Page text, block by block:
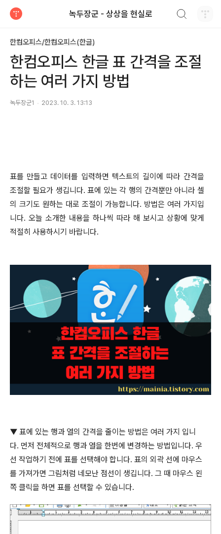
녹두장군 - 상상을 현실로
한컴오피스/한컴오피스(한글)
한컴오피스 한글 표 간격을 조절
하는 여러 가지 방법
녹두장군1 2023. 10. 3. 13:13
표를 만들고 데이터를 입력하면 텍스트의 길이에 따라 간격을
조절할 필요가 생깁니다.표에 있는 각 행의 간격뿐만 아니라 셀
의 크기도 원하는 대로 조절이 가능합니다. 방법은 여러 가지입
니다. 오늘 소개한 내용을 하나씩 따라 해 보시고 상황에 맞게
적절히 사용하시기 바랍니다.
▼ 표에 있는 행과 열의 간격을 줄이는 방법은 여러 가지 입니
다. 먼저 전체적으로 행과 열을 한번에 변경하는 방법입니다. 우
선 작업하기 전에 표를 선택해야 합니다. 표의 외곽 선에 마우스
를 가져가면 그림처럼 네모난 점선이 생깁니다. 그 때 마우스 왼
쪽 클릭을 하면 표를 선택할 수 있습니다.